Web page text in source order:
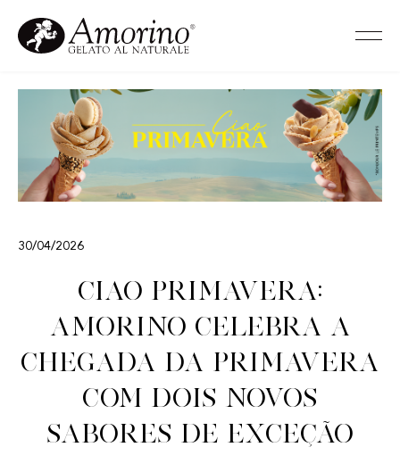
30/04/2026
Ciao Primavera:
Amorino celebra a
chegada da primavera
com dois novos
sabores de exceção